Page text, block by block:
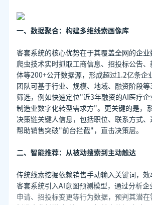
一、数据聚合：构建多维线索画像库
客套系统的核心优势在于其覆盖全网的企
爬虫技术实时抓取工商信息、招投标公告
体等200+公开数据源，形成超过1.2亿条企
团队可基于行业、规模、地域、融资阶段
筛选，例如快速定位"近3年融资的AI医疗
制造业数字化转型需求方"。更关键的是，
决策链关键人信息，包括职位、联系方式、
帮助销售突破"前台拦截"，直击决策层。
二、智能推荐：从被动搜索到主动触达
传统线索挖掘依赖销售手动输入关键词，效
客套系统引入AI意图预测模型，通过分析
申请、招投标变更等行为数据，预判其潜